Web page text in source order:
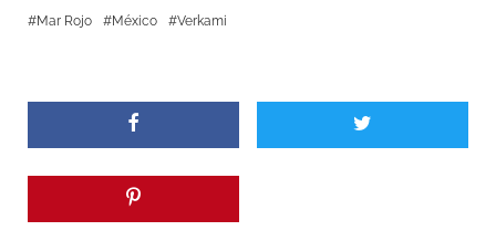
Mar Rojo
México Verkami